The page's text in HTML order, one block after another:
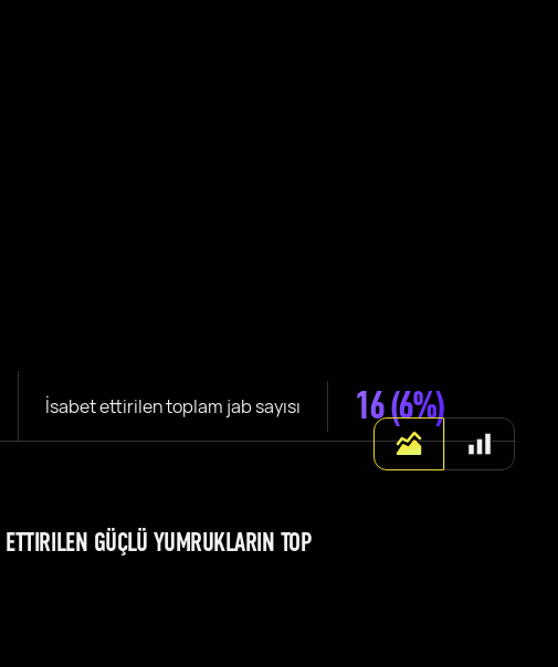
İsabet ettirilen toplam jab sayısı 16(6%)
GÜÇLÜ YUMRUKLARIN TOP